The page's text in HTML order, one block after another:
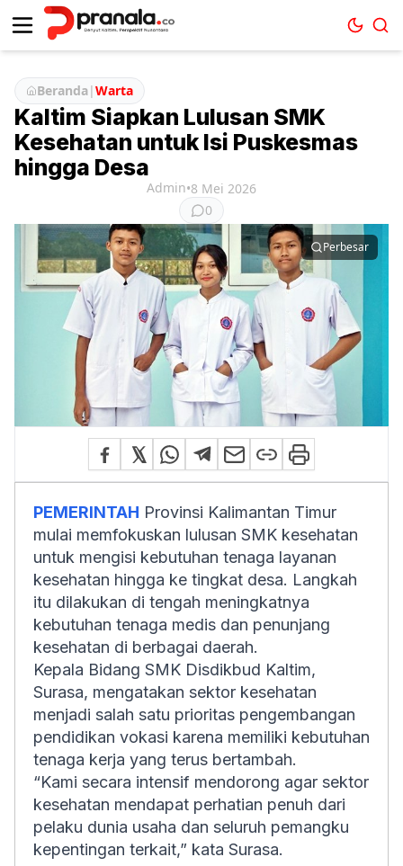
Beranda|Warta
Kaltim Siapkan Lulusan SMK
Kesehatan untuk Isi Puskesmas
hingga Desa
Admin•8 Mei 2026
0
Perbesar
PEMERINTAH Provinsi Kalimantan Timur
mulai memfokuskan lulusan SMK kesehatan
untuk mengisi kebutuhan tenaga layanan
kesehatan hingga ke tingkat desa. Langkah
itu dilakukan di tengah meningkatnya
kebutuhan tenaga medis dan penunjang
kesehatan di berbagai daerah.
Kepala Bidang SMK Disdikbud Kaltim,
Surasa, mengatakan sektor kesehatan
menjadi salah satu prioritas pengembangan
pendidikan vokasi karena memiliki kebutuhan
tenaga kerja yang terus bertambah.
“Kami secara intensif mendorong agar sektor
kesehatan mendapat perhatian penuh dari
pelaku dunia usaha dan seluruh pemangku
kepentingan terkait,” kata Surasa.